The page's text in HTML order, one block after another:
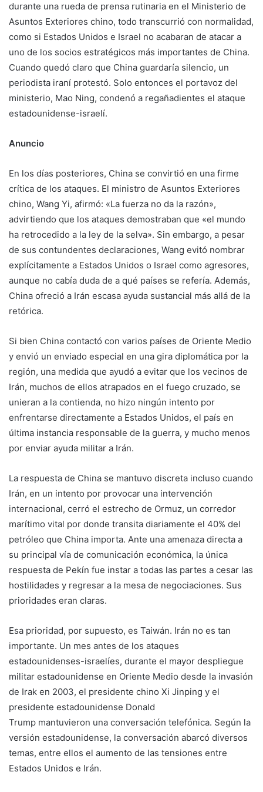
durante una rueda de prensa rutinaria en el Ministerio de
Asuntos Exteriores chino, todo transcurrió con normalidad,
como si Estados Unidos e Israel no acabaran de atacar a
uno de los socios estratégicos más importantes de China.
Cuando quedó claro que China guardaría silencio, un
periodista iraní protestó. Solo entonces el portavoz del
ministerio, Mao Ning, condenó a regañadientes el ataque
estadounidense-israelí.
Anuncio
En los días posteriores, China se convirtió en una firme
crítica de los ataques. El ministro de Asuntos Exteriores
chino, Wang Yi, afirmó: «La fuerza no da la razón»,
advirtiendo que los ataques demostraban que «el mundo
ha retrocedido a la ley de la selva». Sin embargo, a pesar
de sus contundentes declaraciones, Wang evitó nombrar
explícitamente a Estados Unidos o Israel como agresores,
aunque no cabía duda de a qué países se refería. Además,
China ofreció a Irán escasa ayuda sustancial más allá de la
retórica.
Si bien China contactó con varios países de Oriente Medio
y envió un enviado especial en una gira diplomática por la
región, una medida que ayudó a evitar que los vecinos de
Irán, muchos de ellos atrapados en el fuego cruzado, se
unieran a la contienda, no hizo ningún intento por
enfrentarse directamente a Estados Unidos, el país en
última instancia responsable de la guerra, y mucho menos
por enviar ayuda militar a Irán.
La respuesta de China se mantuvo discreta incluso cuando
Irán, en un intento por provocar una intervención
internacional, cerró el estrecho de Ormuz, un corredor
marítimo vital por donde transita diariamente el 40% del
petróleo que China importa. Ante una amenaza directa a
su principal vía de comunicación económica, la única
respuesta de Pekín fue instar a todas las partes a cesar las
hostilidades y regresar a la mesa de negociaciones. Sus
prioridades eran claras.
Esa prioridad, por supuesto, es Taiwán. Irán no es tan
importante. Un mes antes de los ataques
estadounidenses-israelíes, durante el mayor despliegue
militar estadounidense en Oriente Medio desde la invasión
de Irak en 2003, el presidente chino Xi Jinping y el
presidente estadounidense Donald
Trump mantuvieron una conversación telefónica. Según la
versión estadounidense, la conversación abarcó diversos
temas, entre ellos el aumento de las tensiones entre
Estados Unidos e Irán.